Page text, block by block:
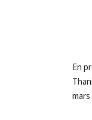
En
mars